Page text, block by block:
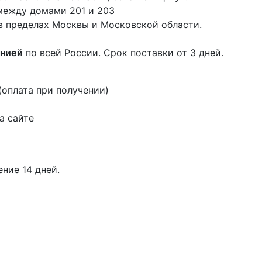
домами 201 и 203
пределах Москвы и Московской области.
по всей России. Срок поставки от 3 дней.
при получении)
сайте
14 дней.